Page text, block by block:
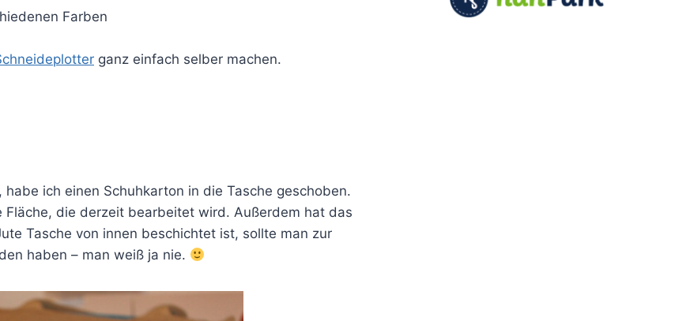
Farben
ganz einfach selber machen.
ich einen Schuhkarton in die Tasche geschoben.
die derzeit bearbeitet wird. Außerdem hat das
Tasche von innen beschichtet ist, sollte man zur
haben – man weiß ja nie.